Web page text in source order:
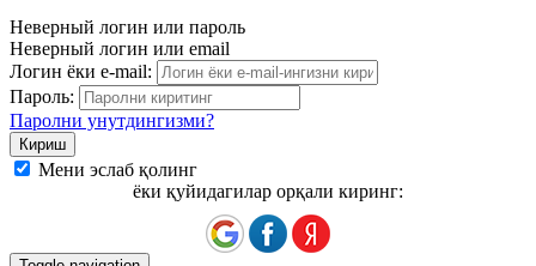
Неверный логин или пароль
Неверный логин или email
Логин ёки e-mail:
Пароль:
Паролни унутдингизми?
Мени эслаб қолинг
ёки қуйидагилар орқали киринг: